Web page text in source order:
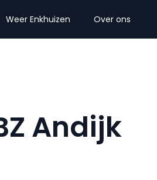
Weer Enkhuizen Over ons
Andijk